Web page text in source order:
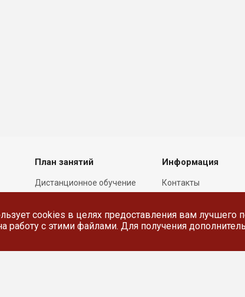
cookies в целях предоставления вам лучшего
работу с этими файлами. Для получения
План занятий
Дистанционное обучение
документов
Информация
Контакты
Политика в
обработки